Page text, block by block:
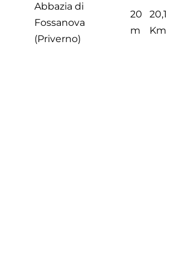
Abbazia di
Fossanova
(Priverno)
20
m
20,1
Km